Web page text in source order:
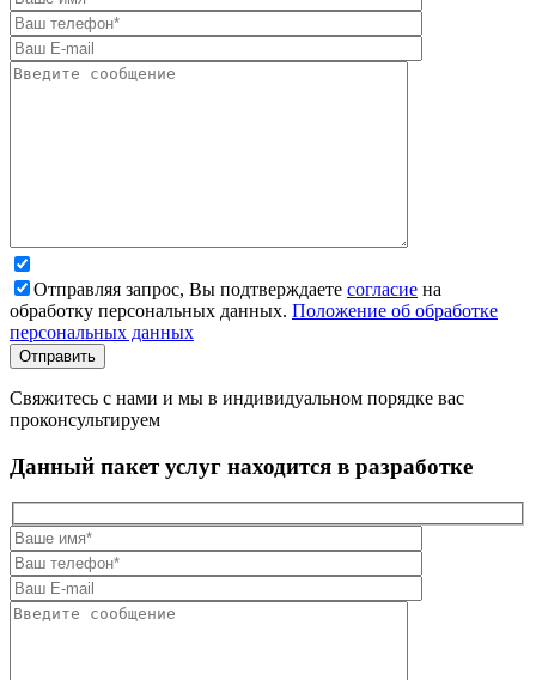
Отправляя запрос, Вы подтверждаете согласие на
обработку персональных данных. Положение об обработке
персональных данных
Свяжитесь с нами и мы в индивидуальном порядке вас
проконсультируем
Данный пакет услуг находится в разработке